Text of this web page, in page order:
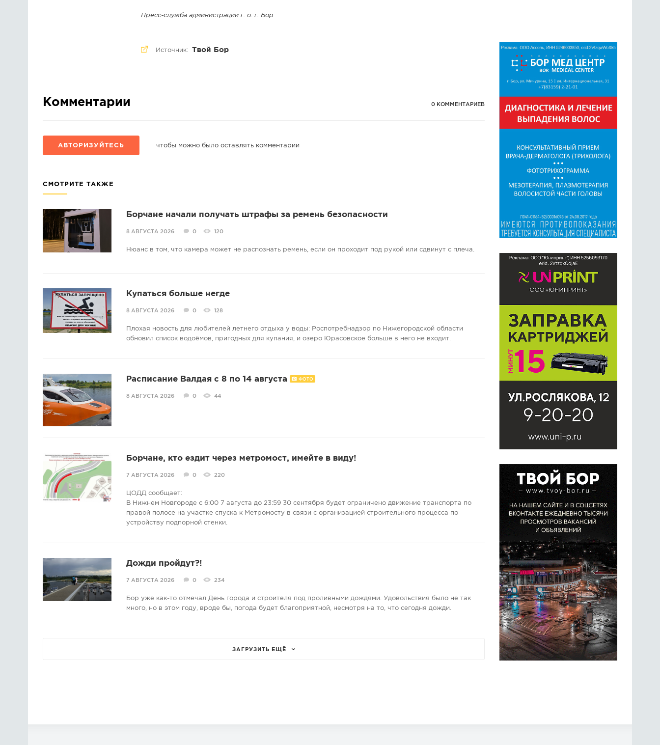
Пресс-служба администрации г. о. г. Бор
Источник: Твой Бор
Комментарии 0 КОММЕНТАРИЕВ
АВТОРИЗУЙТЕСЬ чтобы можно было оставлять комментарии
СМОТРИТЕ ТАКЖЕ
Борчане начали получать штрафы за ремень безопасности
8 АВГУСТА 2026 0 120
Нюанс в том, что камера может не распознать ремень, если он проходит под рукой или сдвинут с плеча.
Купаться больше негде
8 АВГУСТА 2026 0 128
Плохая новость для любителей летнего отдыха у воды: Роспотребнадзор по Нижегородской области
обновил список водоёмов, пригодных для купания, и озеро Юрасовское больше в него не входит.
Расписание Валдая с 8 по 14 августа ФОТО
8 АВГУСТА 2026 0 44
Борчане, кто ездит через метромост, имейте в виду!
7 АВГУСТА 2026 0 220
ЦОДД сообщает:
В Нижнем Новгороде с 6:00 7 августа до 23:59 30 сентября будет ограничено движение транспорта по
правой полосе на участке спуска к Метромосту в связи с организацией строительного процесса по
устройству подпорной стенки.
Дожди пройдут?!
7 АВГУСТА 2026 0 234
Бор уже как-то отмечал День города и строителя под проливными дождями. Удовольствия было не так
много, но в этом году, вроде бы, погода будет благоприятной, несмотря на то, что сегодня дожди.
ЗАГРУЗИТЬ ЕЩЁ